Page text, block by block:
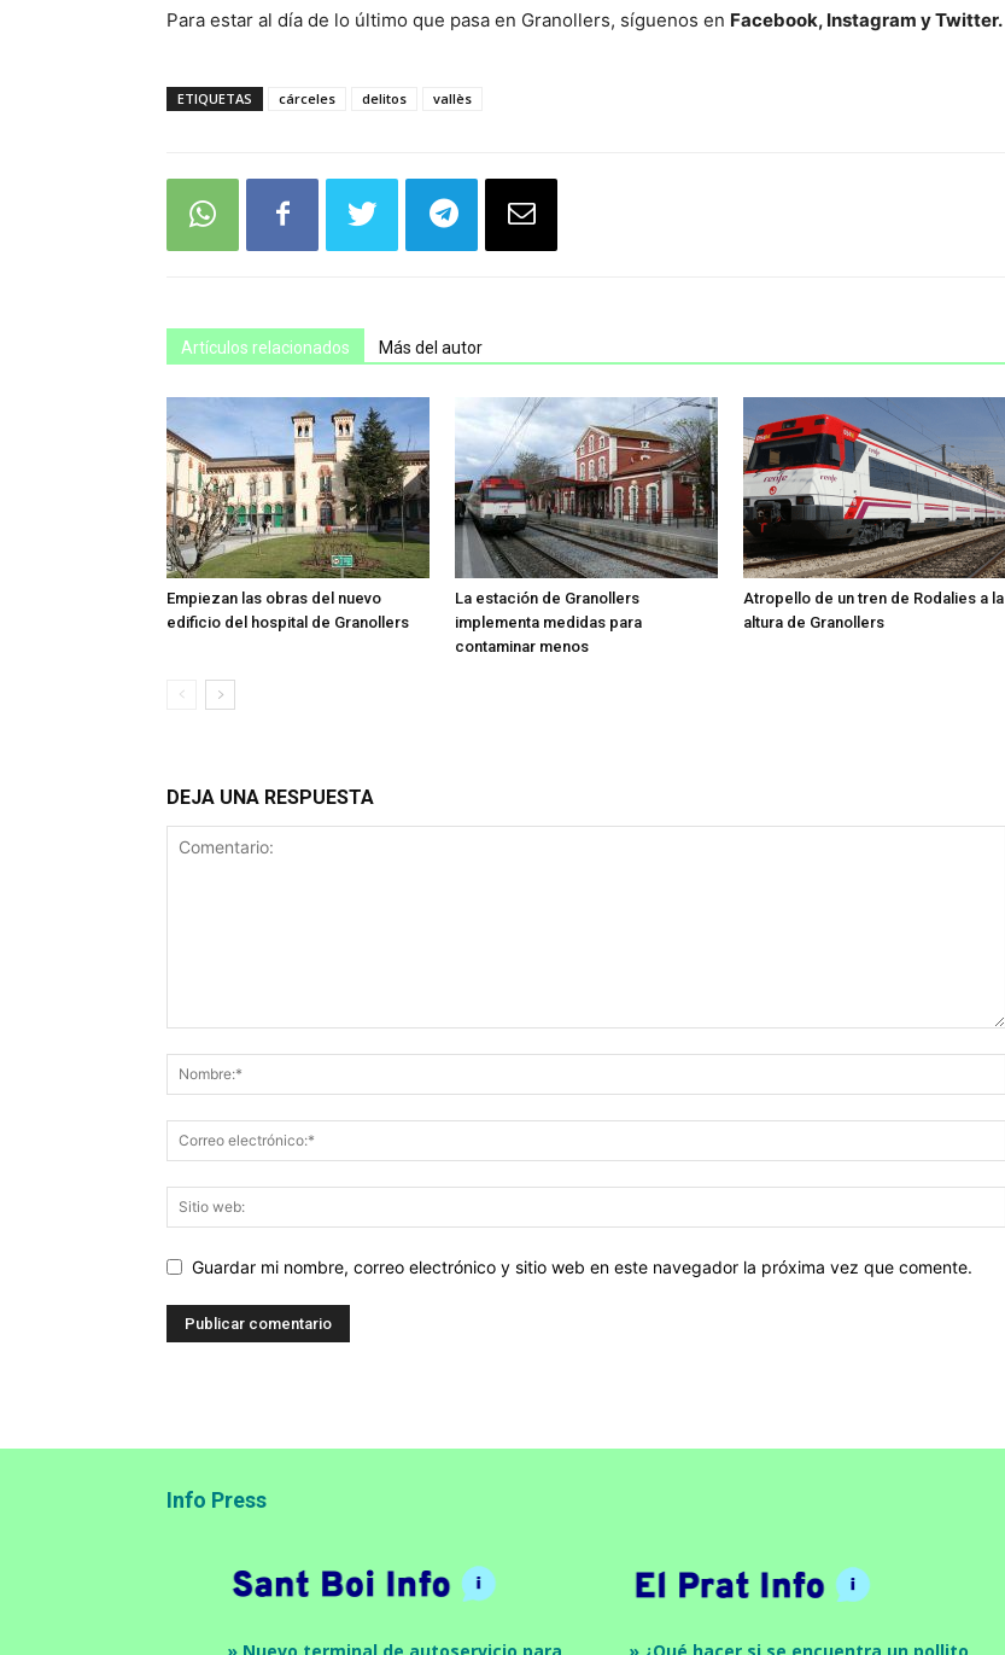
Para estar al día de lo último que pasa en Granollers, síguenos en Facebook, Instagram y Twitter.
ETIQUETAS cárceles delitos vallès
Artículos relacionados Más del autor
Empiezan las obras del nuevo
edificio del hospital de Granollers
La estación de Granollers
implementa medidas para
contaminar menos
Atropello de un tren de Rodalies a la
altura de Granollers
DEJA UNA RESPUESTA
Guardar mi nombre, correo electrónico y sitio web en este navegador la próxima vez que comente.
Info Press